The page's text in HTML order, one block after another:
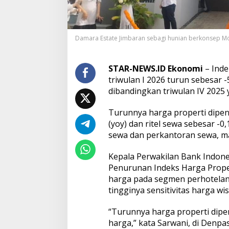
K
o
m
e
r
a
l
d
i
a
l
i
T
r
u
n
H
g
g
Damara Estate Jimbaran sebagi hunian berkonsep
STAR-NEWS.ID Ekonomi –
triwulan I 2026 turun sebesar -
dibandingkan triwulan IV 2025
Turunnya harga properti
(yoy) dan ritel sewa sebesar -
sewa dan perkantoran sewa,
Kepala Perwakilan Bank
Penurunan Indeks Harga
harga pada segmen
tingginya sensitivitas harga
“Turunnya harga properti
harga,” kata Sarwani, di